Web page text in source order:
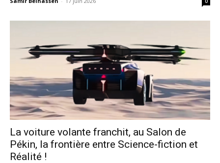
La voiture volante franchit, au Salon de
Pékin, la frontière entre Science-fiction et
Réalité !